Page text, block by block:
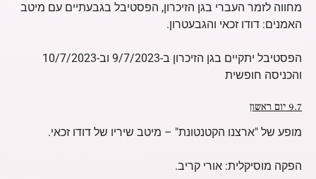
מחווה לזמר העברי בגן הזיכרון, הפסטיבל בגבעתיים עם מיטב
האמנים: דודו זכאי והגבעטרון.
הפסטיבל יתקיים בגן הזיכרון ב-9/7/2023 וב-10/7/2023
והכניסה חופשית
9.7 יום ראשון
מופע של "ארצנו הקטנטונת" – מיטב שיריו של דודו זכאי.
הפקה מוסיקלית: אורי קריב.